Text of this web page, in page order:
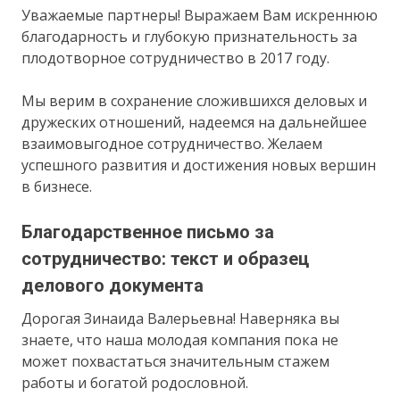
Уважаемые партнеры! Выражаем Вам искреннюю
благодарность и глубокую признательность за
плодотворное сотрудничество в 2017 году.
Мы верим в сохранение сложившихся деловых и
дружеских отношений, надеемся на дальнейшее
взаимовыгодное сотрудничество. Желаем
успешного развития и достижения новых вершин
в бизнесе.
Благодарственное письмо за
сотрудничество: текст и образец
делового документа
Дорогая Зинаида Валерьевна! Наверняка вы
знаете, что наша молодая компания пока не
может похвастаться значительным стажем
работы и богатой родословной.